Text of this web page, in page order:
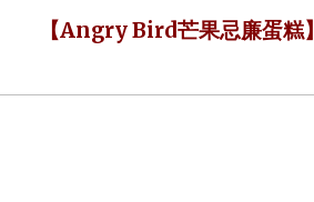
【Angry Bird芒果忌廉蛋糕】